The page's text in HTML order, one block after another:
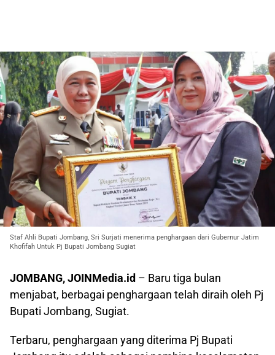
Staf Ahli Bupati Jombang, Sri Surjati menerima penghargaan dari Gubernur Jatim
Khofifah Untuk Pj Bupati Jombang Sugiat
JOMBANG, JOINMedia.id – Baru tiga bulan
menjabat, berbagai penghargaan telah diraih oleh Pj
Bupati Jombang, Sugiat.
Terbaru, penghargaan yang diterima Pj Bupati